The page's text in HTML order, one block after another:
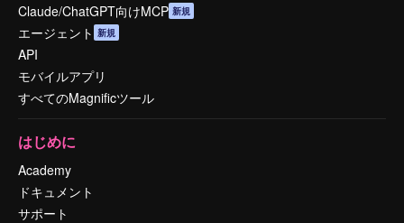
Claude/ChatGPT向けMCP 新規
エージェント 新規
API
モバイルアプリ
すべてのMagnificツール
はじめに
Academy
ドキュメント
サポート